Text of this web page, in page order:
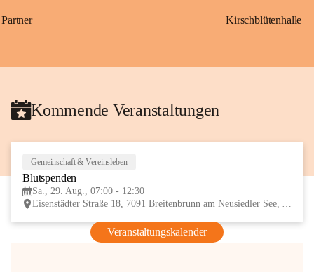
Partner Kirschblütenhalle
Kommende Veranstaltungen
Gemeinschaft & Vereinsleben
Blutspenden
Sa., 29. Aug., 07:00 - 12:30
Eisenstädter Straße 18, 7091 Breitenbrunn am Neusiedler See, AUT
Veranstaltungskalender